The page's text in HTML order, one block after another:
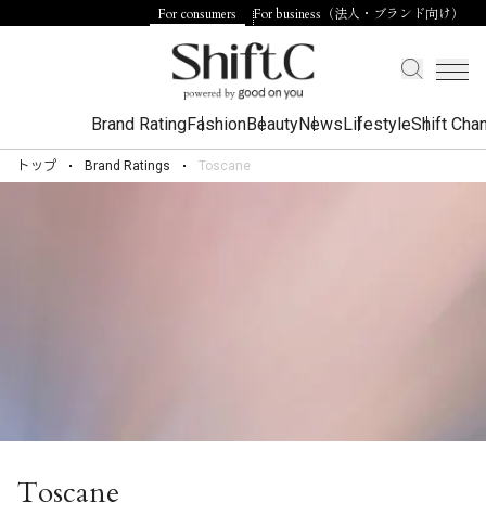
For consumers For business（法人・ブランド向け）
Brand RatingFashionBeautyNewsLifestyleShift
トップ Brand Ratings Toscane
Toscane